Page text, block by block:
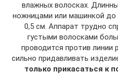
влажных волосках.
ножницами или машинкой
0,5 см. Аппарат трудно
густыми волосками
проводится против линии
сильно придавливать
только прикасаться к